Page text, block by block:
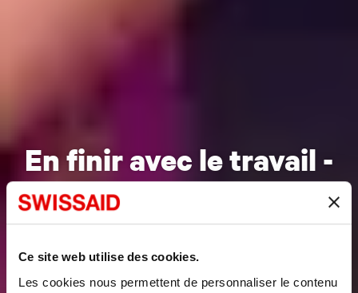
Ce site web utilise des cookies.
Les cookies nous permettent de personnaliser le contenu
En finir avec le travail ­
saisonnier